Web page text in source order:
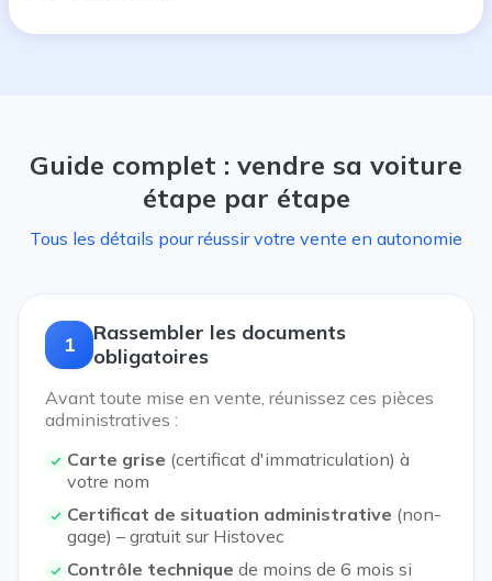
Guide complet : vendre sa voiture
étape par étape
Tous les détails pour réussir votre vente en autonomie
1
Rassembler les documents
obligatoires
Avant toute mise en vente, réunissez ces pièces
administratives :
Carte grise (certificat d'immatriculation) à
votre nom
Certificat de situation administrative (non-
gage) – gratuit sur Histovec
Contrôle technique de moins de 6 mois si